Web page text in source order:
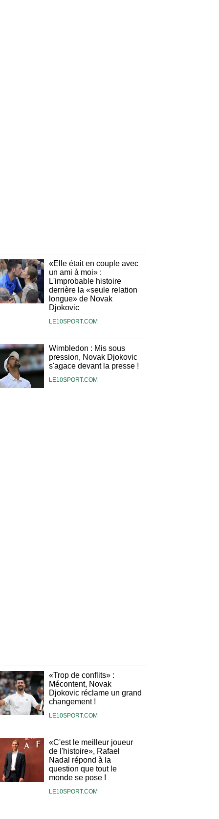
«Elle était en couple avec
un ami à moi» :
L'improbable histoire
derrière la «seule relation
longue» de Novak
Djokovic
LE10SPORT.COM
Wimbledon : Mis sous
pression, Novak Djokovic
s'agace devant la presse !
LE10SPORT.COM
«Trop de conflits» :
Mécontent, Novak
Djokovic réclame un grand
changement !
LE10SPORT.COM
«C'est le meilleur joueur
de l'histoire», Rafael
Nadal répond à la
question que tout le
monde se pose !
LE10SPORT.COM